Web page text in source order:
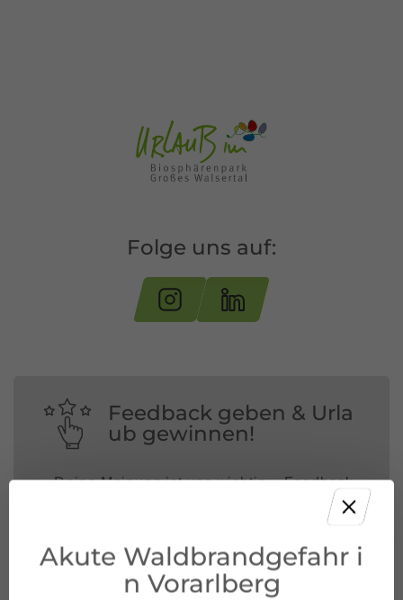
Folge uns auf:
Feedback geben & Urla
ub gewinnen!
Deine Meinung ist uns wichtig – Feedback
geben und mit etwas Glück unvergessliche
Urlaubserlebnisse in Österreich gewinnen.
JETZT MITMACHEN!
Akute Waldbrandgefahr i
n Vorarlberg